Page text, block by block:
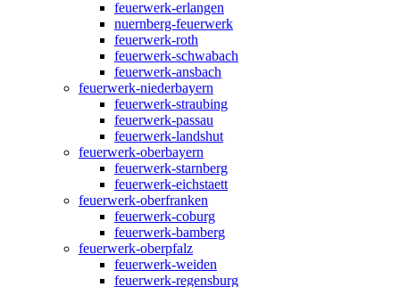
feuerwerk-erlangen
nuernberg-feuerwerk
feuerwerk-roth
feuerwerk-schwabach
feuerwerk-ansbach
feuerwerk-niederbayern
feuerwerk-straubing
feuerwerk-passau
feuerwerk-landshut
feuerwerk-oberbayern
feuerwerk-starnberg
feuerwerk-eichstaett
feuerwerk-oberfranken
feuerwerk-coburg
feuerwerk-bamberg
feuerwerk-oberpfalz
feuerwerk-weiden
feuerwerk-regensburg